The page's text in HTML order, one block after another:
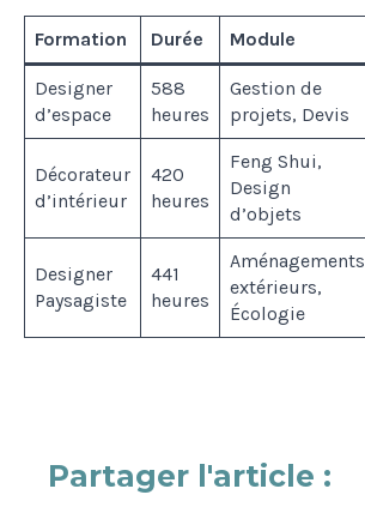
Formation Durée Module
Designer
d’espace
588
heures
Gestion de
projets, Devis
Décorateur
d’intérieur
420
heures
Feng Shui,
Design
d’objets
Designer
Paysagiste
441
heures
Aménagements
extérieurs,
Écologie
Partager l'article :